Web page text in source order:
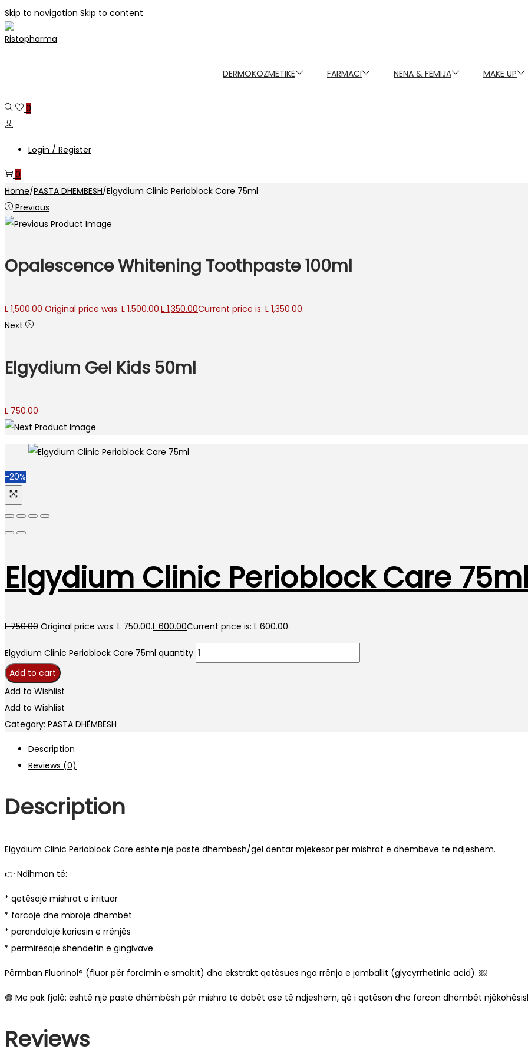
Skip to navigation Skip to content
DERMOKOZMETIKË FARMACI NËNA & FËMIJA MAKE UP
0
Login / Register
0
Home/PASTA DHËMBËSH/Elgydium Clinic Perioblock Care 75ml
Previous
Opalescence Whitening Toothpaste 100ml
L1,500.00 Original price was: L 1,500.00.L 1,350.00Current price is: L 1,350.00.
Next
Elgydium Gel Kids 50ml
L 750.00
-20%
Elgydium Clinic Perioblock Care
L750.00 Original price was: L 750.00.L 600.00Current price is: L 600.00.
Elgydium Clinic Perioblock Care 75ml quantity
Add to cart
Add to Wishlist
Add to Wishlist
Category: PASTA DHËMBËSH
Description
Reviews (0)
Description
Elgydium Clinic Perioblock Care është një pastë dhëmbësh/gel dentar mjekësor për mishrat e dhëmbëve të ndjeshëm.
👉 Ndihmon të:
* qetësojë mishrat e irrituar
* forcojë dhe mbrojë dhëmbët
* parandalojë kariesin e rrënjës
* përmirësojë shëndetin e gingivave
Përmban Fluorinol® (fluor për forcimin e smaltit) dhe ekstrakt qetësues nga rrënja e jamballit (glycyrrhetinic acid). ￼
🟢 Me pak fjalë: është një pastë dhëmbësh për mishra të dobët ose të ndjeshëm, që i qetëson dhe forcon dhëmbët
Reviews